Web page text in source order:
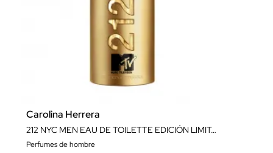
Carolina Herrera
212 NYC MEN EAU DE TOILETTE EDICIÓN LIMITADA
Perfumes de hombre